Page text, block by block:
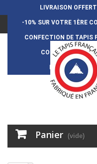
LIVRAISON
-10% SUR VOTRE 1ÈRE
CONFECTION DE TAPIS
CONFECTION
DURÉE DE VIE
Panier (vide)